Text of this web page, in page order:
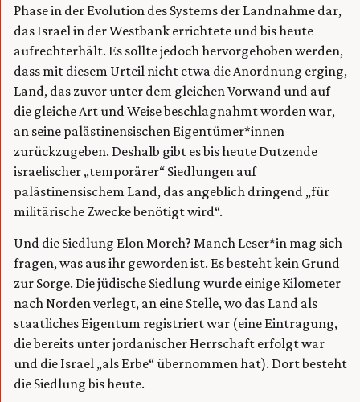
Phase in der Evolution des Systems der Landnahme dar,
das Israel in der Westbank errichtete und bis heute
aufrechterhält. Es sollte jedoch hervorgehoben werden,
dass mit diesem Urteil nicht etwa die Anordnung erging,
Land, das zuvor unter dem gleichen Vorwand und auf
die gleiche Art und Weise beschlagnahmt worden war,
an seine palästinensischen Eigentümer*innen
zurückzugeben. Deshalb gibt es bis heute Dutzende
israelischer „temporärer“ Siedlungen auf
palästinensischem Land, das angeblich dringend „für
militärische Zwecke benötigt wird“.
Und die Siedlung Elon Moreh? Manch Leser*in mag sich
fragen, was aus ihr geworden ist. Es besteht kein Grund
zur Sorge. Die jüdische Siedlung wurde einige Kilometer
nach Norden verlegt, an eine Stelle, wo das Land als
staatliches Eigentum registriert war (eine Eintragung,
die bereits unter jordanischer Herrschaft erfolgt war
und die Israel „als Erbe“ übernommen hat). Dort besteht
die Siedlung bis heute.